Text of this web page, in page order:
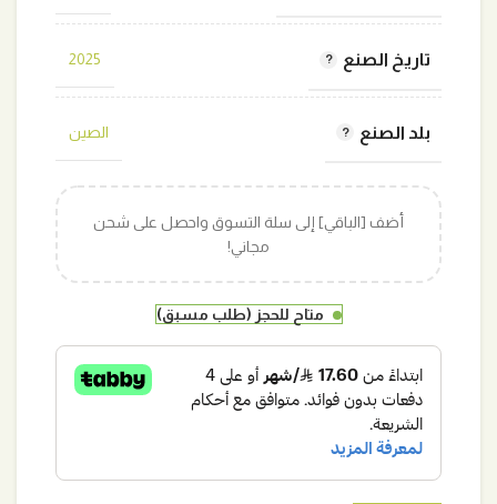
تاريخ الصنع 2025
بلد الصنع الصين
أضف [الباقي] إلى سلة التسوق واحصل على شحن
مجاني!
متاح للحجز (طلب مسبق)